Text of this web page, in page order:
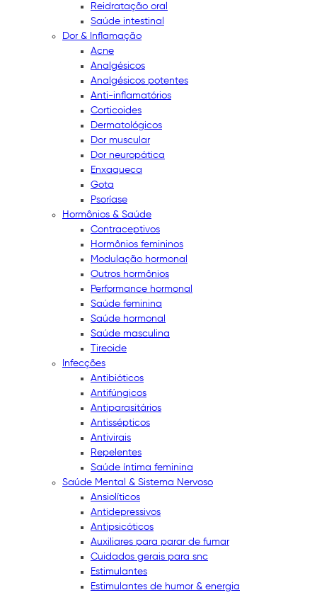
Reidratação oral
Saúde intestinal
Dor & Inflamação
Acne
Analgésicos
Analgésicos potentes
Anti-inflamatórios
Corticoides
Dermatológicos
Dor muscular
Dor neuropática
Enxaqueca
Gota
Psoríase
Hormônios & Saúde
Contraceptivos
Hormônios femininos
Modulação hormonal
Outros hormônios
Performance hormonal
Saúde feminina
Saúde hormonal
Saúde masculina
Tireoide
Infecções
Antibióticos
Antifúngicos
Antiparasitários
Antissépticos
Antivirais
Repelentes
Saúde íntima feminina
Saúde Mental & Sistema Nervoso
Ansiolíticos
Antidepressivos
Antipsicóticos
Auxiliares para parar de fumar
Cuidados gerais para snc
Estimulantes
Estimulantes de humor & energia